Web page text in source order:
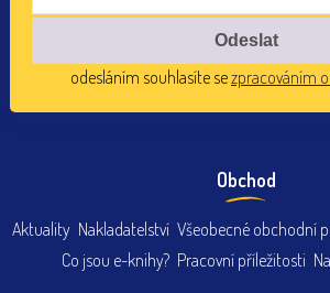
odesláním souhlasíte sezpracováním
Obchod
Aktuality Nakladatelství Všeobecné obchodní
Co jsou e-knihy? Pracovní příležitosti